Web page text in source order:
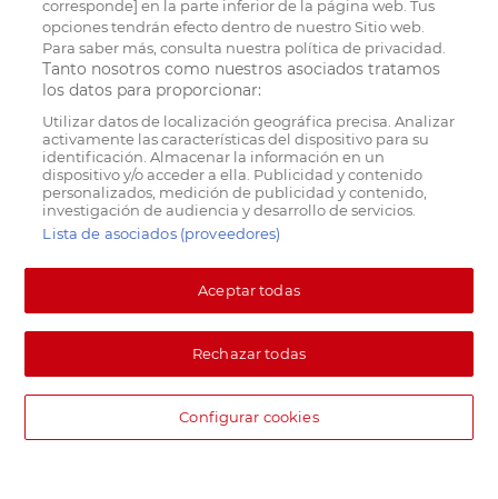
corresponde] en la parte inferior de la página web. Tus
opciones tendrán efecto dentro de nuestro Sitio web.
Para saber más, consulta nuestra política de privacidad.
Tanto nosotros como nuestros asociados tratamos
los datos para proporcionar:
Utilizar datos de localización geográfica precisa. Analizar
activamente las características del dispositivo para su
identificación. Almacenar la información en un
dispositivo y/o acceder a ella. Publicidad y contenido
personalizados, medición de publicidad y contenido,
investigación de audiencia y desarrollo de servicios.
Lista de asociados (proveedores)
Aceptar todas
Rechazar todas
Configurar cookies